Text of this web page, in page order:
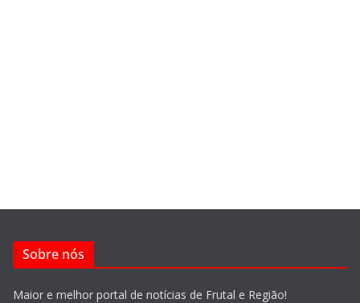
Sobre nós
Maior e melhor portal de notícias de Frutal e Região!